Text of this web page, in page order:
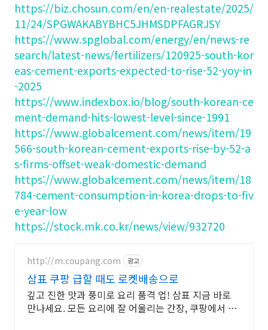
https://biz.chosun.com/en/en-realestate/2025/
11/24/SPGWAKABYBHC5JHMSDPFAGRJSY
https://www.spglobal.com/energy/en/news-re
search/latest-news/fertilizers/120925-south-kor
eas-cement-exports-expected-to-rise-52-yoy-in
-2025
https://www.indexbox.io/blog/south-korean-ce
ment-demand-hits-lowest-level-since-1991
https://www.globalcement.com/news/item/19
566-south-korean-cement-exports-rise-by-52-a
s-firms-offset-weak-domestic-demand
https://www.globalcement.com/news/item/18
784-cement-consumption-in-korea-drops-to-fiv
e-year-low
https://stock.mk.co.kr/news/view/932720
http://m.coupang.com 광고
삼표 쿠팡 급할 때도 로켓배송으로
깊고 진한 맛과 풍미로 요리 품격 업! 삼표 지금 바로
만나세요. 모든 요리에 잘 어울리는 간장, 쿠팡에서 용